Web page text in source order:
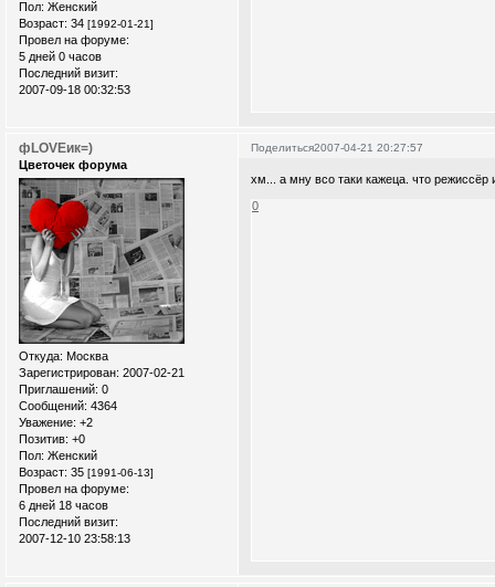
Пол: Женский
Возраст: 34 [1992-01-21]
Провел на форуме:
5 дней 0 часов
Последний визит:
2007-09-18 00:32:53
Поделиться2007-04-21 20:27:57
фLOVEик=)
Цветочек форума
Откуда: Москва
Зарегистрирован: 2007-02-21
Приглашений: 0
Сообщений: 4364
Уважение: +2
Позитив: +0
Пол: Женский
Возраст: 35 [1991-06-13]
Провел на форуме:
6 дней 18 часов
Последний визит:
2007-12-10 23:58:13
хм... а мну всо таки кажеца. что
0